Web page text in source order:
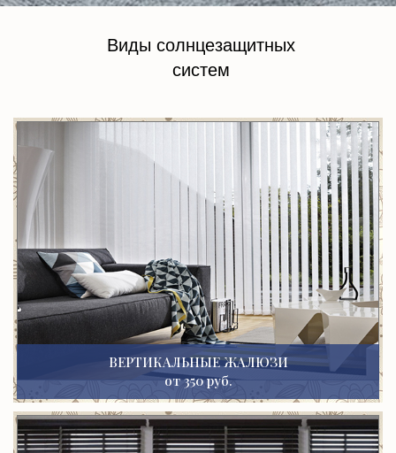
Виды солнцезащитных
систем
ВЕРТИКАЛЬНЫЕ ЖАЛЮЗИ
от 350 руб.